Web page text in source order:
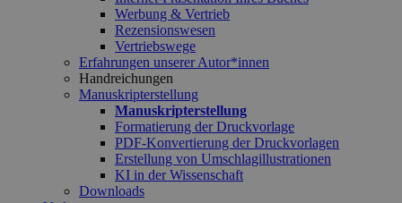
Werbung & Vertrieb
Rezensionswesen
Vertriebswege
Erfahrungen unserer Autor*innen
Handreichungen
Manuskripterstellung
Manuskripterstellung
Formatierung der Druckvorlage
PDF-Konvertierung der Druckvorlagen
Erstellung von Umschlagillustrationen
KI in der Wissenschaft
Downloads